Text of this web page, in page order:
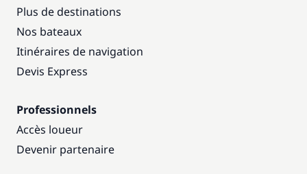
Plus de destinations
Nos bateaux
Itinéraires de navigation
Devis Express
Professionnels
Accès loueur
Devenir partenaire